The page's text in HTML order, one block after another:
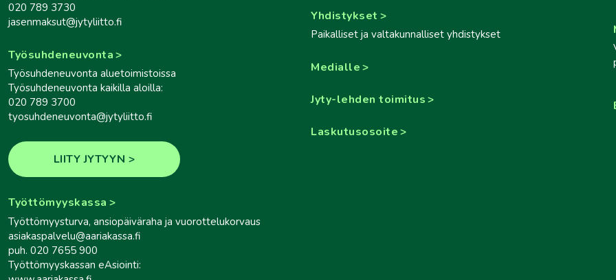
020 789 3730
jasenmaksut@jytyliitto.fi
Työsuhdeneuvonta
Työsuhdeneuvonta aluetoimistoissa
Työsuhdeneuvonta kaikilla aloilla:
020 789 3700
tyosuhdeneuvonta@jytyliitto.fi
LIITY JYTYYN
Työttömyyskassa
Työttömyysturva, ansiopäiväraha ja vuorottelukorvaus
asiakaspalvelu@aariakassa.fi
puh. 020 7655 900
Työttömyyskassan eAsiointi:
Yhdistykset
Paikalliset ja valtakunnalliset yhdistykset
Medialle
Jyty-lehden toimitus
Laskutusosoite